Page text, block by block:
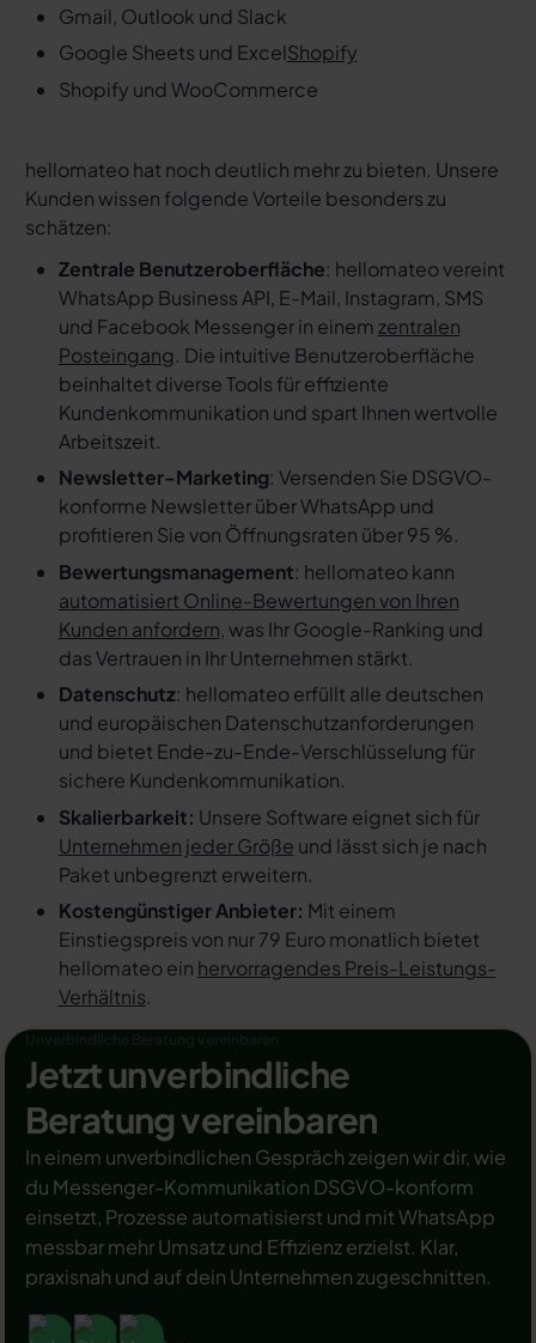
Gmail, Outlook und Slack
Google Sheets und ExcelShopify
Shopify und WooCommerce
hellomateo hat noch deutlich mehr zu bieten. Unsere
Kunden wissen folgende Vorteile besonders zu
schätzen:
Zentrale Benutzeroberfläche: hellomateo vereint
WhatsApp Business API, E-Mail, Instagram, SMS
und Facebook Messenger in einem zentralen
Posteingang. Die intuitive Benutzeroberfläche
beinhaltet diverse Tools für effiziente
Kundenkommunikation und spart Ihnen wertvolle
Arbeitszeit.
Newsletter-Marketing: Versenden Sie DSGVO-
konforme Newsletter über WhatsApp und
profitieren Sie von Öffnungsraten über 95 %.
Bewertungsmanagement: hellomateo kann
automatisiert Online-Bewertungen von Ihren
Kunden anfordern, was Ihr Google-Ranking und
das Vertrauen in Ihr Unternehmen stärkt.
Datenschutz: hellomateo erfüllt alle deutschen
und europäischen Datenschutzanforderungen
und bietet Ende-zu-Ende-Verschlüsselung für
sichere Kundenkommunikation.
Skalierbarkeit: Unsere Software eignet sich für
Unternehmen jeder Größe und lässt sich je nach
Paket unbegrenzt erweitern.
Kostengünstiger Anbieter: Mit einem
Einstiegspreis von nur 79 Euro monatlich bietet
hellomateo ein hervorragendes Preis-Leistungs-
Verhältnis.
Jetzt unverbindliche
Beratung vereinbaren
In einem unverbindlichen Gespräch zeigen wir dir, wie
du Messenger-Kommunikation DSGVO-konform
einsetzt, Prozesse automatisierst und mit WhatsApp
messbar mehr Umsatz und Effizienz erzielst. Klar,
praxisnah und auf dein Unternehmen zugeschnitten.